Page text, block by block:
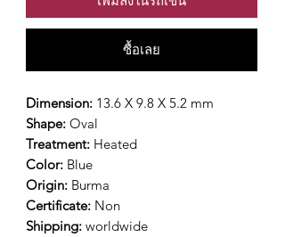
ซื้อเลย
Dimension: 13.6 X 9.8 X 5.2 mm
Shape: Oval
Treatment: Heated
Color: Blue
Origin: Burma
Certificate: Non
Shipping: worldwide